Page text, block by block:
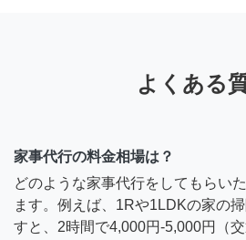
よくある
家事代行の料金相場は？
どのような家事代行をしてもらい
ます。例えば、1Rや1LDKの家の
すと、2時間で4,000円-5,000円（